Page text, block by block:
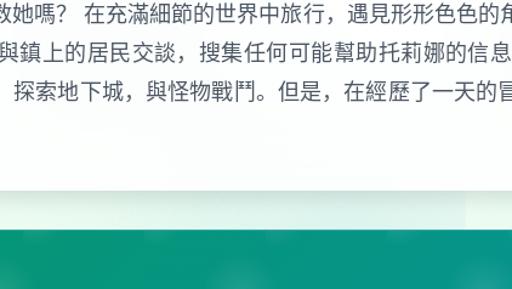
嗎？ 在充滿細節的世界中旅行，遇見形形色色
鎮上的居民交談，搜集任何可能幫助托莉娜的信
探索地下城，與怪物戰鬥。但是，在經歷了一天